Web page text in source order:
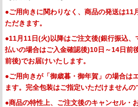
●ご用向きに関わりなく、商品の発送は11
ただきます。
●11月11日(火)以降はご注文後(銀行振込、
払いの場合はご入金確認後)10日～14日前
前後)でお届けいたします。
●ご用向きが「御歳暮・御年賀」の場合は
ます。完全包装はご指定いただけませんの
●商品の特性上、ご注文後のキャンセル・